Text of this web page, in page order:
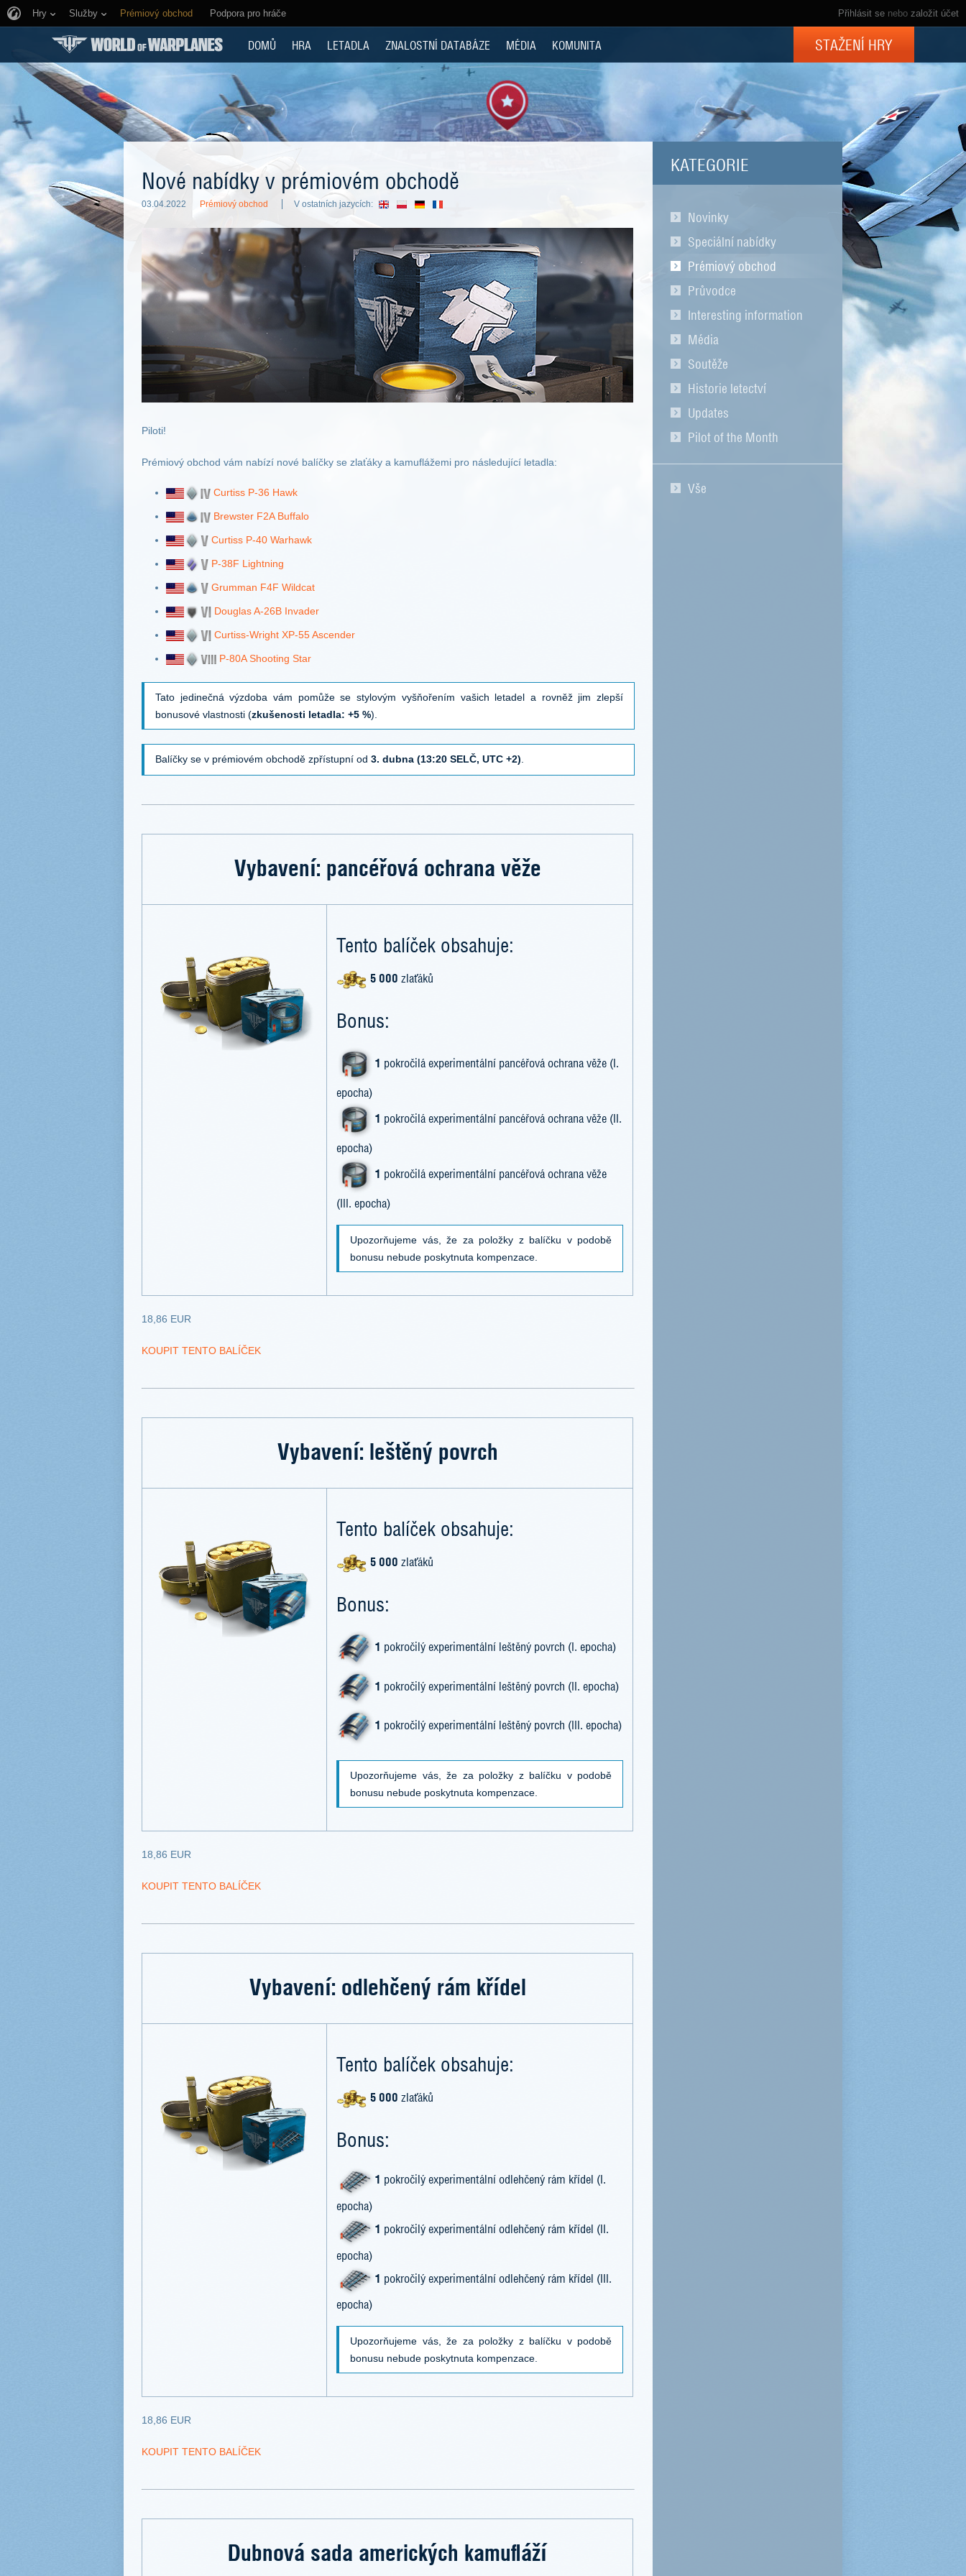
Přihlásit se nebo založit účet
Hry Služby Prémiový obchod Podpora pro hráče
DOMŮ HRA LETADLA ZNALOSTNÍ DATABÁZE MÉDIA KOMUNITA STAŽENÍ HRY
KATEGORIE
Novinky
Speciální nabídky
Prémiový obchod
Průvodce
Interesting information
Média
Soutěže
Historie letectví
Updates
Pilot of the Month
Vše
Nové nabídky v prémiovém obchodě
03.04.2022 Prémiový obchod V ostatních jazycích:
Piloti!
Prémiový obchod vám nabízí nové balíčky se zlaťáky a kamuflážemi pro následující letadla:
Curtiss P-36 Hawk
Brewster F2A Buffalo
Curtiss P-40 Warhawk
P-38F Lightning
Grumman F4F Wildcat
Douglas A-26B Invader
Curtiss-Wright XP-55 Ascender
P-80A Shooting Star
Tato jedinečná výzdoba vám pomůže se stylovým vyšňořením vašich letadel a rovněž jim zlepší
bonusové vlastnosti (zkušenosti letadla: +5 %).
Balíčky se v prémiovém obchodě zpřístupní od 3. dubna (13:20 SELČ, UTC +2)
Vybavení: pancéřová ochrana věže
Tento balíček obsahuje:
5 000 zlaťáků
Bonus:
1 pokročilá experimentální pancéřová ochrana věže (I.
epocha)
1 pokročilá experimentální pancéřová ochrana věže (II.
epocha)
1 pokročilá experimentální pancéřová ochrana věže
(III. epocha)
Upozorňujeme vás, že za položky z balíčku v podobě
bonusu nebude poskytnuta kompenzace.
18,86 EUR
KOUPIT TENTO BALÍČEK
Vybavení: leštěný povrch
Tento balíček obsahuje:
5 000 zlaťáků
Bonus:
1 pokročilý experimentální leštěný povrch (I. epocha)
1 pokročilý experimentální leštěný povrch (II. epocha)
1 pokročilý experimentální leštěný povrch (III. epocha)
Upozorňujeme vás, že za položky z balíčku v podobě
bonusu nebude poskytnuta kompenzace.
18,86 EUR
KOUPIT TENTO BALÍČEK
Vybavení: odlehčený rám křídel
Tento balíček obsahuje:
5 000 zlaťáků
Bonus:
1 pokročilý experimentální odlehčený rám křídel (I.
epocha)
1 pokročilý experimentální odlehčený rám křídel (II.
epocha)
1 pokročilý experimentální odlehčený rám křídel (III.
epocha)
Upozorňujeme vás, že za položky z balíčku v podobě
bonusu nebude poskytnuta kompenzace.
18,86 EUR
KOUPIT TENTO BALÍČEK
Dubnová sada amerických kamufláží